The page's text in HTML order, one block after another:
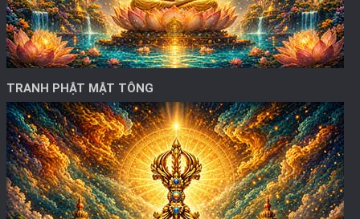
TRANH PHẬT MẬT TÔNG